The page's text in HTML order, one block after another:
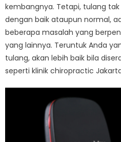
kembangnya. Tetapi, tulang
dengan baik ataupun normal,
beberapa masalah yang
yang lainnya. Teruntuk Anda
tulang, akan lebih baik bila
seperti klinik chiropractic